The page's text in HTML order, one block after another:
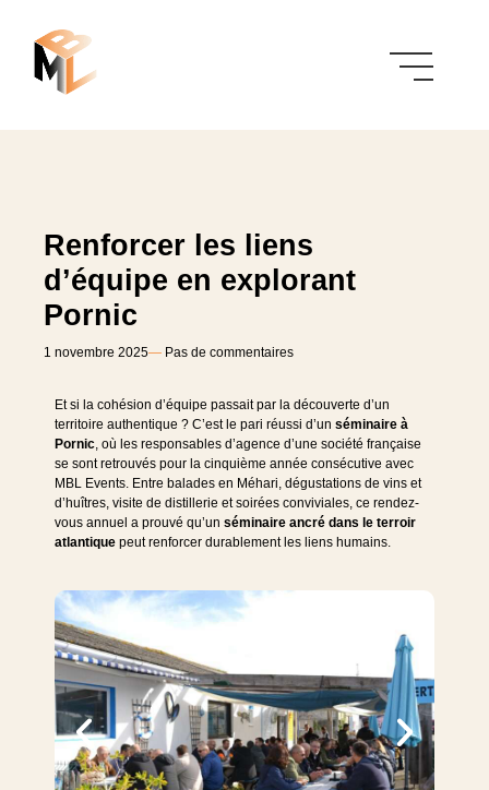
Renforcer les liens
d’équipe en explorant
Pornic
1 novembre 2025― Pas de commentaires
Et si la cohésion d’équipe passait par la découverte d’un
territoire authentique ? C’est le pari réussi d’un séminaire à
Pornic, où les responsables d’agence d’une société française
se sont retrouvés pour la cinquième année consécutive avec
MBL Events. Entre balades en Méhari, dégustations de vins et
d’huîtres, visite de distillerie et soirées conviviales, ce rendez-
vous annuel a prouvé qu’un séminaire ancré dans le terroir
atlantique peut renforcer durablement les liens humains.